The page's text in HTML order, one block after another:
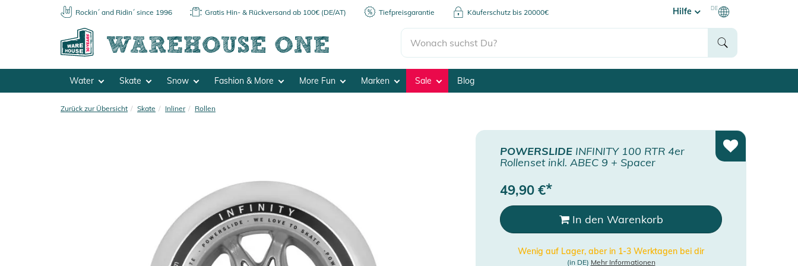
Rockin´ and Ridin´ since 1996 Gratis Hin- & Rückversand ab 100€ (DE/AT) Tiefpreisgarantie Käuferschutz bis 20000€ Hilfe DE
Water Skate Snow Fashion & More More Fun Marken Sale Blog
Zurück zur Übersicht Skate Inliner Rollen
POWERSLIDE INFINITY 100 RTR 4er
Rollenset inkl. ABEC 9 + Spacer
49,90 €*
In den Warenkorb
Wenig auf Lager, aber in 1-3 Werktagen bei dir
(in DE) Mehr Informationen